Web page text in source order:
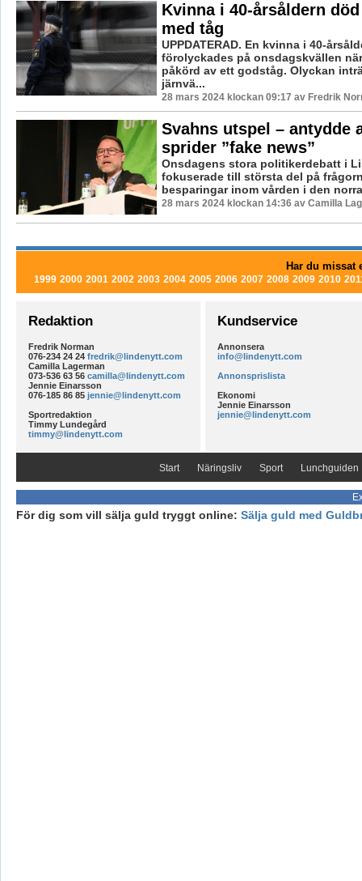
Kvinna i 40-årsåldern
med tåg
UPPDATERAD. En kvinna i 40-
förolyckades på onsdagskvällen
påkörd av ett godståg. Olyckan
järnvä...
28 mars 2024 klockan 09:17 av Fredrik
Svahns utspel – antydde
sprider ”fake news”
Onsdagens stora politikerdebatt i
fokuserade till största del på
besparingar inom vården i den
28 mars 2024 klockan 14:36 av Camilla
Har du missat
1999 2000 2001 2002 2003 2004 2005 2006 2007 2008 2009 2010
Redaktion
Fredrik Norman
076-234 24 24 fredrik@lindenytt.com
Camilla Lagerman
073-536 63 56 camilla@lindenytt.com
Jennie Einarsson
076-185 86 85 jennie@lindenytt.com
Sportredaktion
Timmy Lundegård
timmy@lindenytt.com
Kundservice
Annonsera
info@lindenytt.com
Annonsprislista
Ekonomi
Jennie Einarsson
jennie@lindenytt.com
Start Näringsliv Sport Lunchguiden
För dig som vill sälja guld tryggt online: Sälja guld med